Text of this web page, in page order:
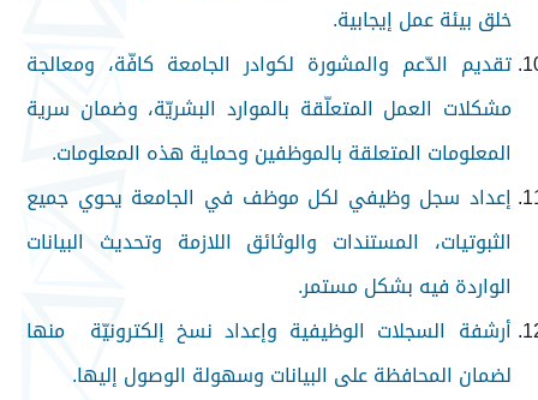
خلق بيئة عمل إيجابية.
تقديم الدّعم والمشورة لكوادر الجامعة كافّة، ومعالجة
مشكلات العمل المتعلّقة بالموارد البشريّة، وضمان سرية
المعلومات المتعلقة بالموظفين وحماية هذه المعلومات.
إعداد سجل وظيفي لكل موظف في الجامعة يحوي جميع
الثبوتيات، المستندات والوثائق اللازمة وتحديث البيانات
الواردة فيه بشكل مستمر.
أرشفة السجلات الوظيفية وإعداد نسخ إلكترونيّة منها
لضمان المحافظة على البيانات وسهولة الوصول إليها.